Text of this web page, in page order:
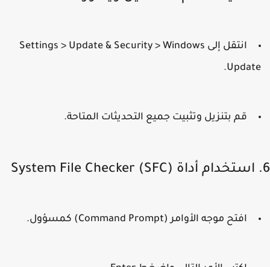
انتقل إلىSettings > Update & Security > Windows
.
قم بتنزيل وتثبيت جميع التحديثات المتاحة.
افتح موجه الأوامر (Command Prompt) كمسؤول.